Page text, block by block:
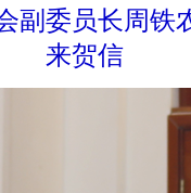
副委员长周铁
来贺信